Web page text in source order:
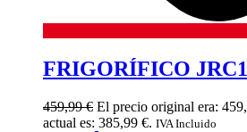
FRIGORÍFICO
459,99€ El precio original era:
actual es: 385,99 €. IVA Incluido